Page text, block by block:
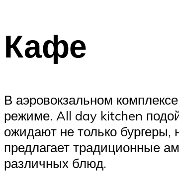
Кафе
В аэровокзальном
режиме. All day kitchen
ожидают не только бургеры,
предлагает традиционные
различных блюд.